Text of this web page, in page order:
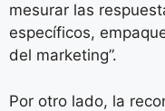
mesurar las
específicos,
del marketing”.
Por otro lado, la